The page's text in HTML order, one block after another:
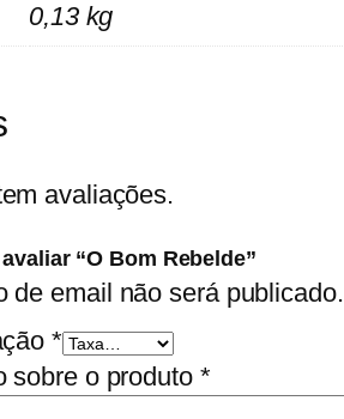
0,13 kg
avaliações.
“O Bom Rebelde”
de email não será publicado.
*
sobre o produto *